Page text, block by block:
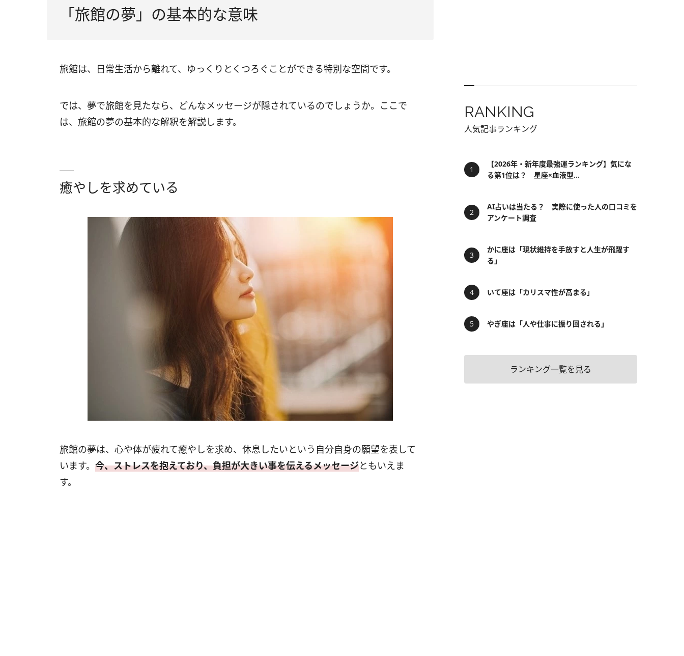
（5）旅館で迷っている夢は「他の人に振り回されている」
（8）旅館でお風呂に入る夢は「健康運の下降」
（10）旅館で恋人と過ごす夢は「変化を求めている」
「旅館の夢」の基本的な意味
旅館は、日常生活から離れて、ゆっくりとくつろぐことができる特別な空間です。
では、夢で旅館を見たなら、どんなメッセージが隠されているのでしょうか。ここで
は、旅館の夢の基本的な解釈を解説します。
癒やしを求めている
旅館の夢は、心や体が疲れて癒やしを求め、休息したいという自分自身の願望を表して
います。 今、ストレスを抱えており、負担が大きい事を伝えるメッセージともいえま
す。
RANKING
人気記事ランキング
【2026年・新年度最強運ランキング】気にな
る第1位は？ 星座×血液型...
AI占いは当たる？ 実際に使った人の口コミを
アンケート調査
かに座は「現状維持を手放すと人生が飛躍す
る」
いて座は「カリスマ性が高まる」
やぎ座は「人や仕事に振り回される」
ランキング一覧を見る